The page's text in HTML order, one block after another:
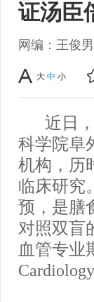
证汤臣
网编：王俊男
大 中 小
近日
科学院阜
机构，历
临床研究
预，是膳
对照双盲
血管专业